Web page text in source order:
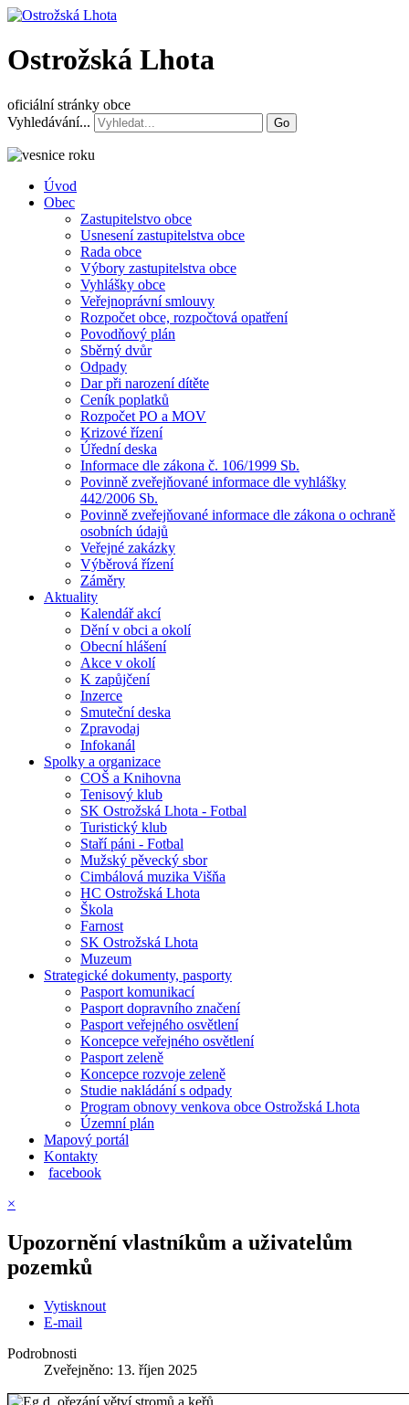
Ostrožská Lhota
oficiální stránky obce
Vyhledávání...
Go
Úvod
Obec
Zastupitelstvo obce
Usnesení zastupitelstva obce
Rada obce
Výbory zastupitelstva obce
Vyhlášky obce
Veřejnoprávní smlouvy
Rozpočet obce, rozpočtová opatření
Povodňový plán
Sběrný dvůr
Odpady
Dar při narození dítěte
Ceník poplatků
Rozpočet PO a MOV
Krizové řízení
Úřední deska
Informace dle zákona č. 106/1999 Sb.
Povinně zveřejňované informace dle vyhlášky
442/2006 Sb.
Povinně zveřejňované informace dle zákona o ochraně
osobních údajů
Veřejné zakázky
Výběrová řízení
Záměry
Aktuality
Kalendář akcí
Dění v obci a okolí
Obecní hlášení
Akce v okolí
K zapůjčení
Inzerce
Smuteční deska
Zpravodaj
Infokanál
Spolky a organizace
COŠ a Knihovna
Tenisový klub
SK Ostrožská Lhota - Fotbal
Turistický klub
Staří páni - Fotbal
Mužský pěvecký sbor
Cimbálová muzika Višňa
HC Ostrožská Lhota
Škola
Farnost
SK Ostrožská Lhota
Muzeum
Strategické dokumenty, pasporty
Pasport komunikací
Pasport dopravního značení
Pasport veřejného osvětlení
Koncepce veřejného osvětlení
Pasport zeleně
Koncepce rozvoje zeleně
Studie nakládání s odpady
Program obnovy venkova obce Ostrožská Lhota
Územní plán
Mapový portál
Kontakty
facebook
×
Upozornění vlastníkům a uživatelům
pozemků
Vytisknout
E-mail
Podrobnosti
Zveřejněno: 13. říjen 2025